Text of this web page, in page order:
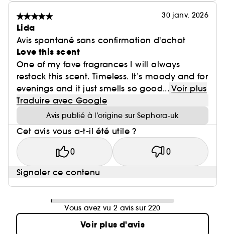
30 janv. 2026
Lida
Avis spontané sans confirmation d'achat
Love this scent
One of my fave fragrances I will always
restock this scent. Timeless. It’s moody and for
evenings and it just smells so good... Voir plus
Traduire avec Google
Avis publié à l’origine sur Sephora-uk
Cet avis vous a-t-il été utile ?
0 0
Signaler ce contenu
Vous avez vu 2 avis sur 220
Voir plus d'avis